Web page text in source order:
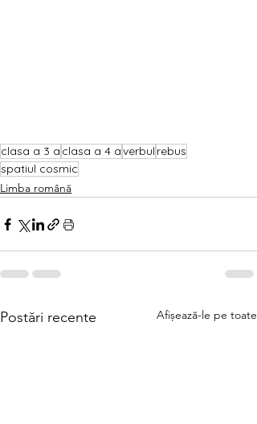
clasa a 3 a clasa a 4 averbul rebus
spatiul cosmic
Limba română
Postări recente Afișează-le pe toate